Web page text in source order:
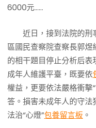
6000元……
近日，接到法院的刑
區國民查察院查察長郭
的相干題目停止分析后表
成年人維護平臺，既要依
權益，更要依法嚴格衝擊
答。損害未成年人的守法
法治“心燈”包養留言板 。